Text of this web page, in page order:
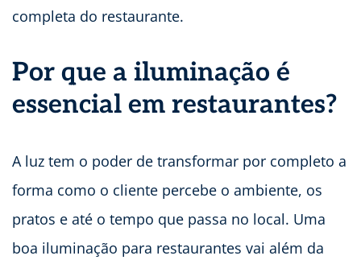
completa do restaurante.
Por que a iluminação é
essencial em restaurantes?
A luz tem o poder de transformar por completo a
forma como o cliente percebe o ambiente, os
pratos e até o tempo que passa no local. Uma
boa iluminação para restaurantes vai além da